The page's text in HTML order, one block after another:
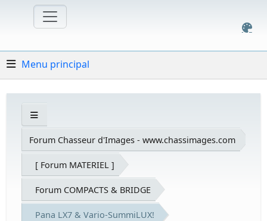
Menu principal
Forum Chasseur d'Images - www.chassimages.com
[ Forum MATERIEL ]
Forum COMPACTS & BRIDGE
Pana LX7 & Vario-SummiLUX!